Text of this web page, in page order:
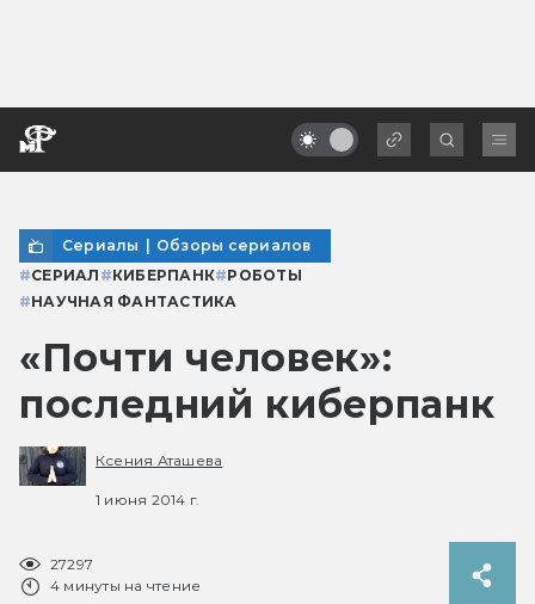
Сериалы | Обзоры сериалов
#СЕРИАЛ #КИБЕРПАНК#РОБОТЫ
#НАУЧНАЯ ФАНТАСТИКА
«Почти человек»:
последний киберпанк
Ксения Аташева
1 июня 2014 г.
27297
4 минуты на чтение